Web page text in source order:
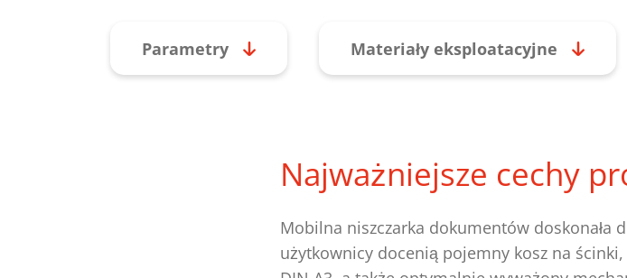
Parametry Materiały eksploatacyjne
Najważniejsze cechy
Mobilna niszczarka dokumentów doskonała
użytkownicy docenią pojemny kosz na